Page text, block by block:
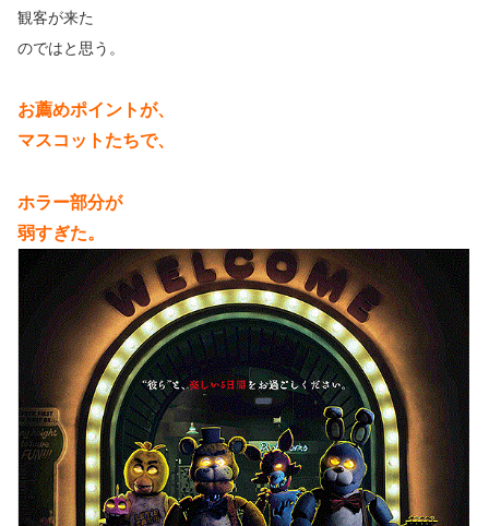
観客が来た
のではと思う。
お薦めポイントが、
マスコットたちで、
ホラー部分が
弱すぎた。